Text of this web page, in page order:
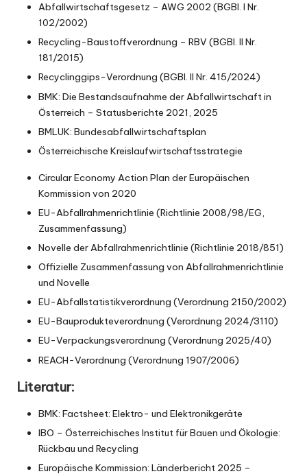
Abfallwirtschaftsgesetz – AWG 2002 (BGBl. I Nr.
102/2002)
Recycling-Baustoffverordnung – RBV (BGBl. II Nr.
181/2015)
Recyclinggips-Verordnung (BGBl. II Nr. 415/2024)
BMK: Die Bestandsaufnahme der Abfallwirtschaft in
Österreich – Statusberichte 2021 2025
BMLUK: Bundesabfallwirtschaftsplan
Österreichische Kreislaufwirtschaftsstrategie
Circular Economy Action Plan der Europäischen
Kommission von 2020
EU-Abfallrahmenrichtlinie (Richtlinie 2008/98/EG,
Zusammenfassung)
Novelle der Abfallrahmenrichtlinie (Richtlinie 2018/851)
Offizielle Zusammenfassung von Abfallrahmenrichtlinie
und Novelle
EU-Abfallstatistikverordnung (Verordnung 2150/2002)
EU-Bauprodukteverordnung (Verordnung 2024/3110)
EU-Verpackungsverordnung (Verordnung 2025/40)
REACH-Verordnung (Verordnung 1907/2006)
Literatur:
BMK: Factsheet: Elektro- und Elektronikgeräte
IBO – Österreichisches Institut für Bauen und Ökologie:
Rückbau und Recycling
Europäische Kommission: Länderbericht 2025 –